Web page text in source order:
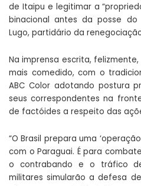
de Itaipu e legitimar a
binacional antes da posse do
Lugo, partidário da
Na imprensa escrita,
mais comedido, com o
ABC Color adotando postura
seus correspondentes na
de factóides a respeito das
“O Brasil prepara uma
com o Paraguai. É para
o contrabando e o tráfico
militares simularão a defesa